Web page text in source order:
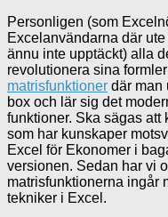
Personligen (som
Excelanvändarna där
ännu inte upptäckt) alla
revolutionera sina
matrisfunktioner där man
box och lär sig det
funktioner. Ska sägas att
som har kunskaper
Excel för Ekonomer i
versionen. Sedan har vi
matrisfunktionerna ingår
tekniker i Excel.